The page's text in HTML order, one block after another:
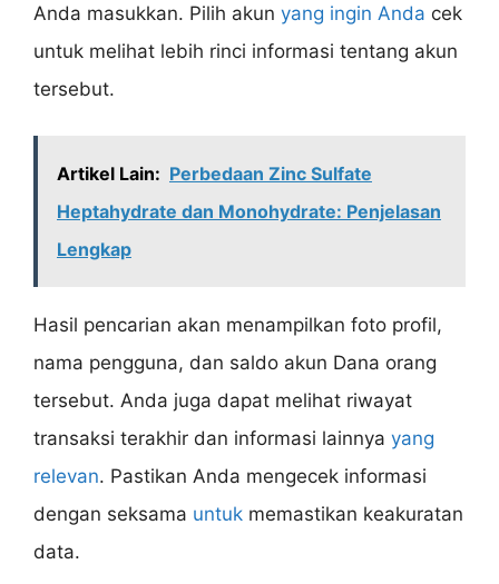
Anda masukkan. Pilih akun yang ingin Anda cek
untuk melihat lebih rinci informasi tentang akun
tersebut.
Artikel Lain: Perbedaan Zinc Sulfate
Heptahydrate dan Monohydrate: Penjelasan
Lengkap
Hasil pencarian akan menampilkan foto profil,
nama pengguna, dan saldo akun Dana orang
tersebut. Anda juga dapat melihat riwayat
transaksi terakhir dan informasi lainnya yang
relevan. Pastikan Anda mengecek informasi
dengan seksama untuk memastikan keakuratan
data.